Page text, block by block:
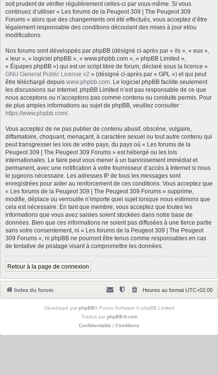
soit prudent de vérifier régulièrement celles-ci par vous-même. Si vous
continuez d’utiliser « Les forums de la Peugeot 309 | The Peugeot 309
Forums » alors que des changements ont été effectués, vous acceptez d’être
légalement responsable des conditions découlant des mises à jour et/ou
modifications.
Nos forums sont développés par phpBB (désigné ci-après par « ils », « eux »,
« leur », « logiciel phpBB », « www.phpbb.com », « phpBB Limited »,
« Équipes phpBB ») qui est un script libre de forum, déclaré sous la licence «
GNU General Public License v2 » (désigné ci-après par « GPL ») et qui peut
être téléchargé depuis www.phpbb.com. Le logiciel phpBB facilite seulement
les discussions sur Internet. phpBB Limited n’est pas responsable de ce que
nous acceptons ou n’acceptons pas comme contenu ou conduite permis. Pour
de plus amples informations au sujet de phpBB, veuillez consulter :
https://www.phpbb.com/.
Vous acceptez de ne pas publier de contenu abusif, obscène, vulgaire,
diffamatoire, choquant, menaçant, à caractère sexuel ou tout autre contenu qui
peut transgresser les lois de votre pays, du pays où « Les forums de la
Peugeot 309 | The Peugeot 309 Forums » est hébergé ou les lois
internationales. Le faire peut vous mener à un bannissement immédiat et
permanent, avec une notification à votre fournisseur d’accès à Internet si nous
le jugeons nécessaire. Les adresses IP de tous les messages sont
enregistrées pour aider au renforcement de ces conditions. Vous acceptez que
« Les forums de la Peugeot 309 | The Peugeot 309 Forums » supprime,
modifie, déplace ou verrouille n’importe quel sujet lorsque nous estimons que
cela est nécessaire. En tant que membre, vous acceptez que toutes les
informations que vous avez saisies soient stockées dans notre base de
données. Bien que ces informations ne soient pas diffusées à une tierce partie
sans votre consentement, ni « Les forums de la Peugeot 309 | The Peugeot
309 Forums », ni phpBB ne pourront être tenus comme responsables en cas
de tentative de piratage visant à compromettre les données.
Retour à la page de connexion
Index du forum Heures au format UTC+02:00
Développé par phpBB® Forum Software © phpBB Limited
Traduit par phpBB-fr.com
Confidentialité | Conditions